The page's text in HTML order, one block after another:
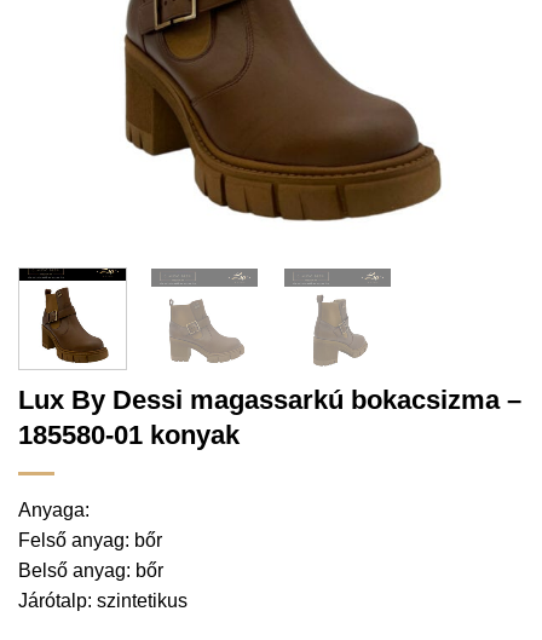
Lux By Dessi magassarkú bokacsizma –
185580-01 konyak
Anyaga:
Felső anyag: bőr
Belső anyag: bőr
Járótalp: szintetikus